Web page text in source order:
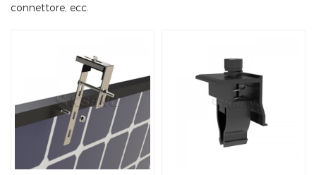
connettore, ecc.